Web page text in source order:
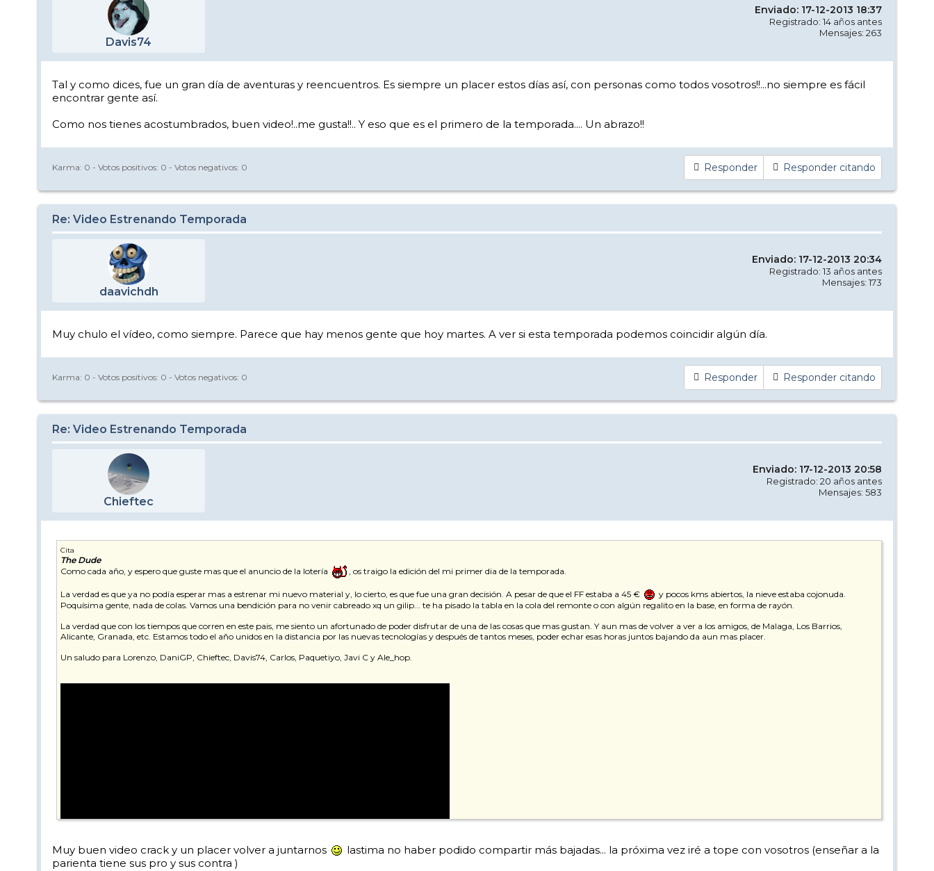
Davis74
Enviado: 17-12-2013 18:37
Registrado: 14 años antes
Mensajes: 263
Tal y como dices, fue un gran día de aventuras y reencuentros. Es siempre un placer estos días así, con personas como todos vosotros!!...no siempre es fácil
encontrar gente así.
Como nos tienes acostumbrados, buen video!..me gusta!!.. Y eso que es el primero de la temporada.... Un abrazo!!
Responder Responder citando
Karma: 0 - Votos positivos: 0 - Votos negativos: 0
Re: Video Estrenando Temporada
daavichdh
Enviado: 17-12-2013 20:34
Registrado: 13 años antes
Mensajes: 173
Muy chulo el vídeo, como siempre. Parece que hay menos gente que hoy martes. A ver si esta temporada podemos coincidir algún día.
Responder Responder citando
Karma: 0 - Votos positivos: 0 - Votos negativos: 0
Re: Video Estrenando Temporada
Chieftec
Enviado: 17-12-2013 20:58
Registrado: 20 años antes
Mensajes: 583
Cita
The Dude
Como cada año, y espero que guste mas que el anuncio de la lotería
, os traigo la edición del mi primer dia de la temporada.
La verdad es que ya no podía esperar mas a estrenar mi nuevo material y, lo cierto, es que fue una gran decisión. A pesar de que el FF estaba a 45 €
y pocos kms abiertos, la nieve estaba cojonuda.
Poquísima gente, nada de colas. Vamos una bendición para no venir cabreado xq un gilip... te ha pisado la tabla en la cola del remonte o con algún regalito en la base, en forma de rayón.
La verdad que con los tiempos que corren en este pais, me siento un afortunado de poder disfrutar de una de las cosas que mas gustan. Y aun mas de volver a ver a los amigos, de Malaga, Los Barrios,
Alicante, Granada, etc. Estamos todo el año unidos en la distancia por las nuevas tecnologías y después de tantos meses, poder echar esas horas juntos bajando da aun mas placer.
Un saludo para Lorenzo, DaniGP, Chieftec, Davis74, Carlos, Paquetiyo, Javi C y Ale_hop.
Muy buen video crack y un placer volver a juntarnos
lastima no haber podido compartir más bajadas... la próxima vez iré a tope con vosotros (enseñar a la
parienta tiene sus pro y sus contra )